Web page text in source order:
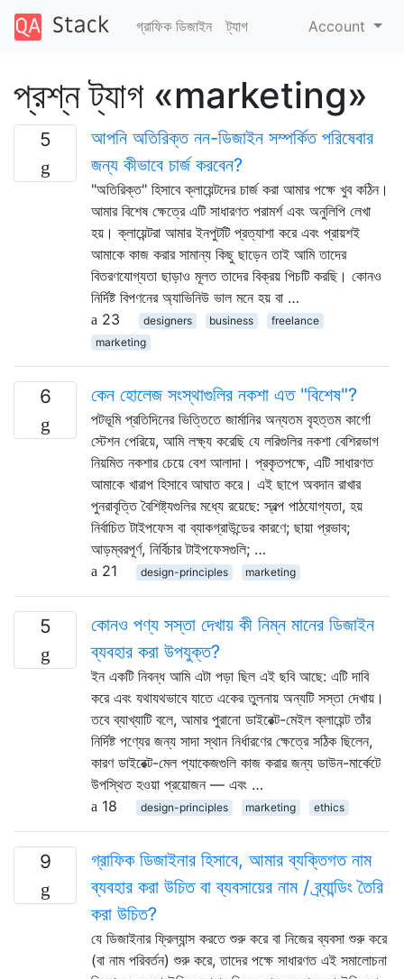
গ্রাফিক ডিজাইন ট্যাগ Account
প্রশ্ন ট্যাগ «marketing»
5
আপনি অতিরিক্ত নন-ডিজাইন সম্পর্কিত পরিষেবার
জন্য কীভাবে চার্জ করবেন?
"অতিরিক্ত" হিসাবে ক্লায়েন্টদের চার্জ করা আমার পক্ষে খুব কঠিন।
আমার বিশেষ ক্ষেত্রে এটি সাধারণত পরামর্শ এবং অনুলিপি লেখা
হয়। ক্লায়েন্টরা আমার ইনপুটটি প্রত্যাশা করে এবং প্রায়শই
আমাকে কাজ করার সামান্য কিছু ছাড়েন তাই আমি তাদের
বিতরণযোগ্যতা ছাড়াও মূলত তাদের বিক্রয় পিচটি করছি। কোনও
নির্দিষ্ট বিপণনের অ্যাভিনিউ ভাল মনে হয় বা …
23
designers business
freelance
marketing
6 কেন হোলেজ সংস্থাগুলির নকশা এত "বিশেষ"?
পটভূমি প্রতিদিনের ভিত্তিতে জার্মানির অন্যতম বৃহত্তম কার্গো
স্টেশন পেরিয়ে, আমি লক্ষ্য করেছি যে লরিগুলির নকশা বেশিরভাগ
নিয়মিত নকশার চেয়ে বেশ আলাদা। প্রকৃতপক্ষে, এটি সাধারণত
আমাকে খারাপ হিসাবে আঘাত করে। এই ছাপে অবদান রাখার
পুনরাবৃত্তি বৈশিষ্ট্যগুলির মধ্যে রয়েছে: স্বল্প পাঠযোগ্যতা, হয়
নির্বাচিত টাইপফেস বা ব্যাকগ্রাউন্ডের কারণে; ছায়া প্রভাব;
আড়ম্বরপূর্ণ, নির্বিচার টাইপফেসগুলি; …
21
design-principles marketing
5
কোনও পণ্য সস্তা দেখায় কী নিম্ন মানের ডিজাইন
ব্যবহার করা উপযুক্ত?
ইন একটি নিবন্ধ আমি এটা পড়া ছিল এই ছবি আছে: এটি দাবি
করে এবং যথাযথভাবে যাতে একের তুলনায় অন্যটি সস্তা দেখায়।
তবে ব্যাখ্যাটি বলে, আমার পুরানো ডাইরেক্ট-মেইল ক্লায়েন্ট তাঁর
নির্দিষ্ট পণ্যের জন্য সাদা স্থান নির্ধারণের ক্ষেত্রে সঠিক ছিলেন,
কারণ ডাইরেক্ট-মেল প্যাকেজগুলি কাজ করার জন্য ডাউন-মার্কেটে
উপস্থিত হওয়া প্রয়োজন — এবং …
18
design-principles marketing ethics
9
গ্রাফিক ডিজাইনার হিসাবে, আমার ব্যক্তিগত নাম
ব্যবহার করা উচিত বা ব্যবসায়ের নাম / ব্র্যান্ডিং তৈরি
করা উচিত?
যে ডিজাইনার ফ্রিল্যান্স করতে শুরু করে বা নিজের ব্যবসা শুরু করে
(বা নাম পরিবর্তন) শুরু করে, তাদের পক্ষে সাধারণত এই সমালোচনা